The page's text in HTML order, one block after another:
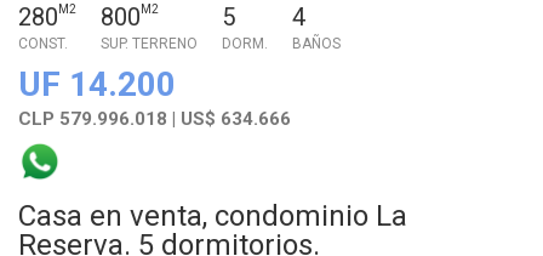
280 M2
CONST.
800 M2
SUP. TERRENO
5
DORM.
4
BAÑOS
UF 14.200
CLP 579.996.018 | US$ 634.666
Casa en venta, condominio La
Reserva. 5 dormitorios.